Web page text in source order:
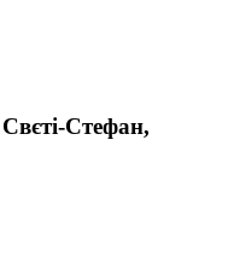
Стефан,